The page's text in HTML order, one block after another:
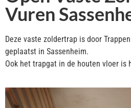
Vuren
Deze vaste zoldertrap is door
geplaatst in Sassenheim.
Ook het trapgat in de houten vloer is